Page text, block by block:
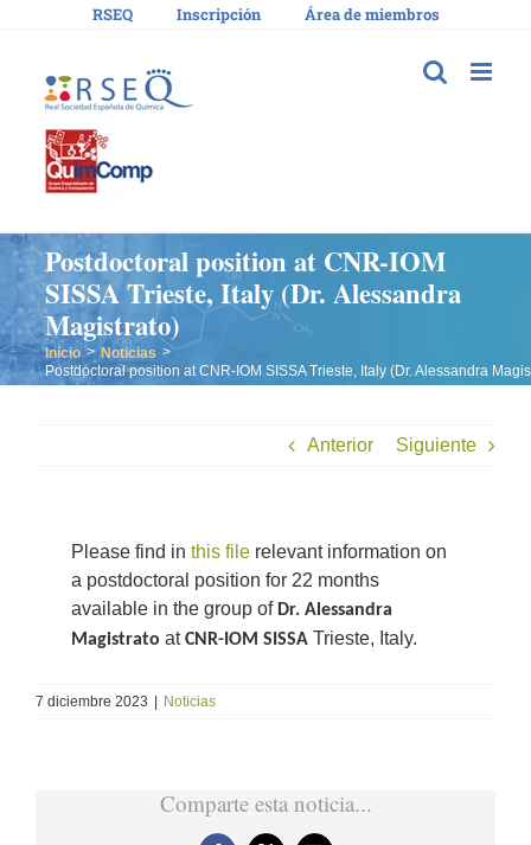
RSEQ Inscripción Área de miembros
Postdoctoral position at CNR-IOM
SISSA Trieste, Italy (Dr. Alessandra
Magistrato)
Inicio
Noticias
Postdoctoral position at CNR-IOM SISSA Trieste, Italy (Dr. Alessandra
Anterior Siguiente
Please find in this file relevant information on
a postdoctoral position for 22 months
available in the group of Dr. Alessandra
Magistrato atCNR-IOM SISSA Trieste, Italy.
7 diciembre 2023 | Noticias
Comparte esta noticia...